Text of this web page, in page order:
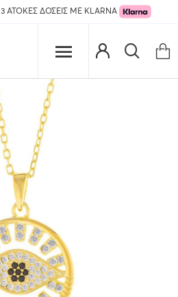
3 ΑΤΟΚΕΣ ΔΟΣΕΙΣ ΜΕ KLARNA